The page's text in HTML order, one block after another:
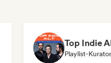
Top Indie
Playlist-Kurator